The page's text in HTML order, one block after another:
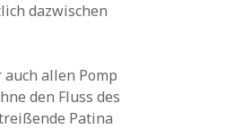
dazwischen
allen Pomp
den Fluss des
Patina